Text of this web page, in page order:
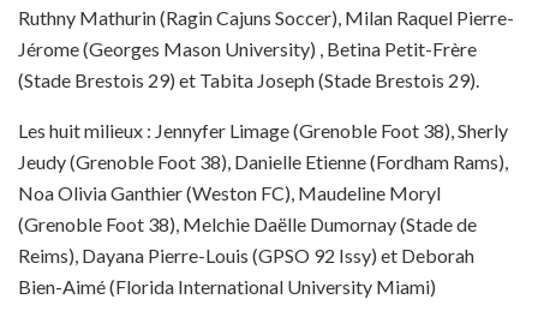
Ruthny Mathurin (Ragin Cajuns Soccer), Milan Raquel Pierre-
Jérome (Georges Mason University) , Betina Petit-Frère
(Stade Brestois 29) et Tabita Joseph (Stade Brestois 29).
Les huit milieux : Jennyfer Limage (Grenoble Foot 38), Sherly
Jeudy (Grenoble Foot 38), Danielle Etienne (Fordham Rams),
Noa Olivia Ganthier (Weston FC), Maudeline Moryl
(Grenoble Foot 38), Melchie Daëlle Dumornay (Stade de
Reims), Dayana Pierre-Louis (GPSO 92 Issy) et Deborah
Bien-Aimé (Florida International University Miami)